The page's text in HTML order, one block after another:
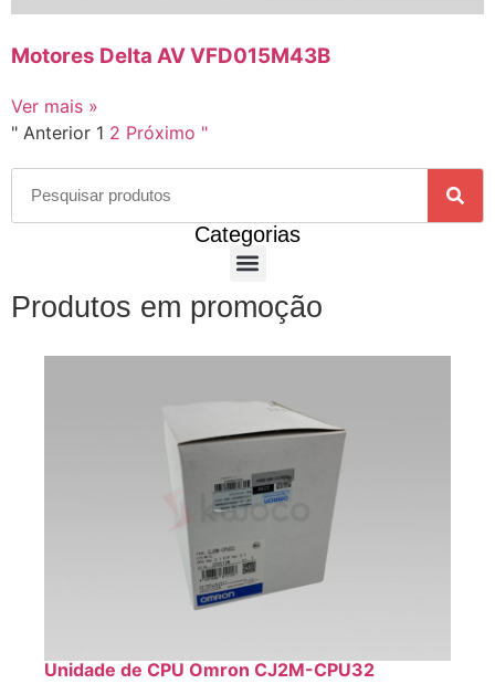
Categorias
Produtos em promoção
Unidade de CPU Omron CJ2M-CPU32
Motores Delta AV VFD015M43B
Ver mais »
" Anterior 1 2 Próximo "